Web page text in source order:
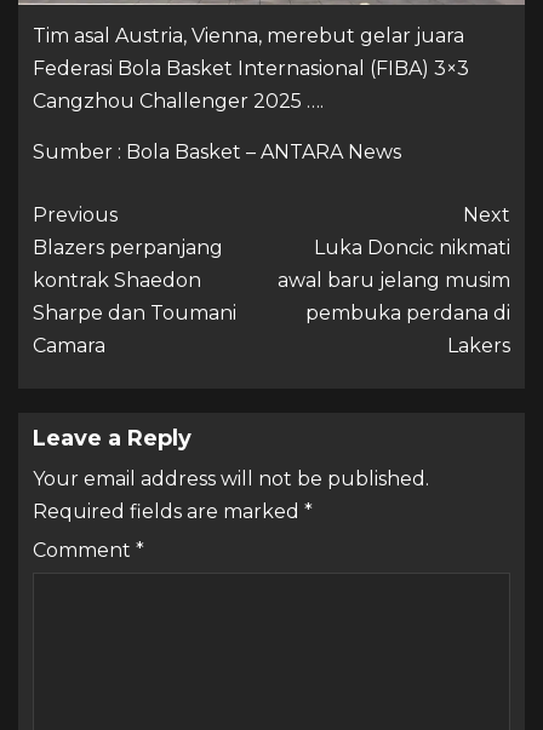
Tim asal Austria, Vienna, merebut gelar juara
Federasi Bola Basket Internasional (FIBA) 3×3
Cangzhou Challenger 2025 ….
Sumber : Bola Basket – ANTARA News
Previous
Blazers perpanjang
kontrak Shaedon
Sharpe dan Toumani
Camara
Next
Luka Doncic nikmati
awal baru jelang musim
pembuka perdana di
Lakers
Leave a Reply
Your email address will not be published.
Required fields are marked *
Comment *